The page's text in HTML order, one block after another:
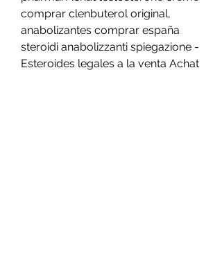
comprar clenbuterol original,
anabolizantes comprar españa
steroidi anabolizzanti spiegazione -
Esteroides legales a la venta Achat